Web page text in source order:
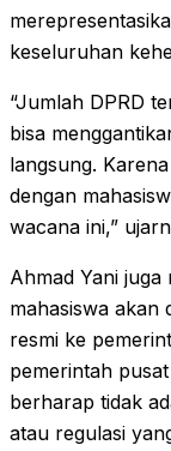
keseluruhan
“Jumlah DPRD
bisa
langsung.
dengan
wacana ini,”
Ahmad Yani juga
mahasiswa akan
resmi ke
pemerintah
berharap tidak
atau regulasi